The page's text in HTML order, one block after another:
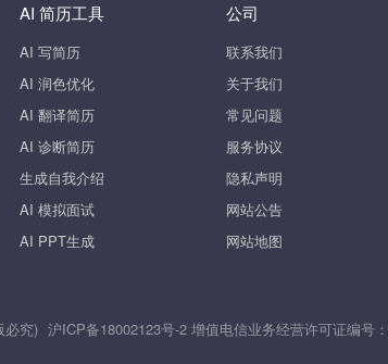
AI 简历工具
AI 写简历
AI 润色优化
AI 翻译简历
AI 诊断简历
生成自我介绍
AI 模拟面试
AI PPT生成
公司
联系我们
关于我们
常见问题
服务协议
隐私声明
网站公告
网站地图
必究) 沪ICP备18002123号-2增值电信业务经营许可证编号：